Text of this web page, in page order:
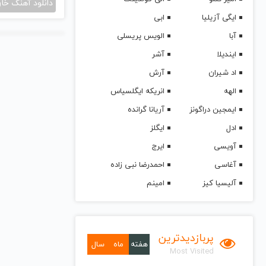
ایگی آزیلیا
ابی
آبا
الویس پریسلی
ایندیلا
آشر
اد شیران
آرش
الهه
انریکه ایگلسیاس
ایمجین دراگونز
آریانا گرانده
ادل
ایگلز
آویسی
ایرج
آغاسی
احمدرضا نبی زاده
آلیسیا کیز
امینم
پربازدیدترین
Most Visited
هفته ماه سال